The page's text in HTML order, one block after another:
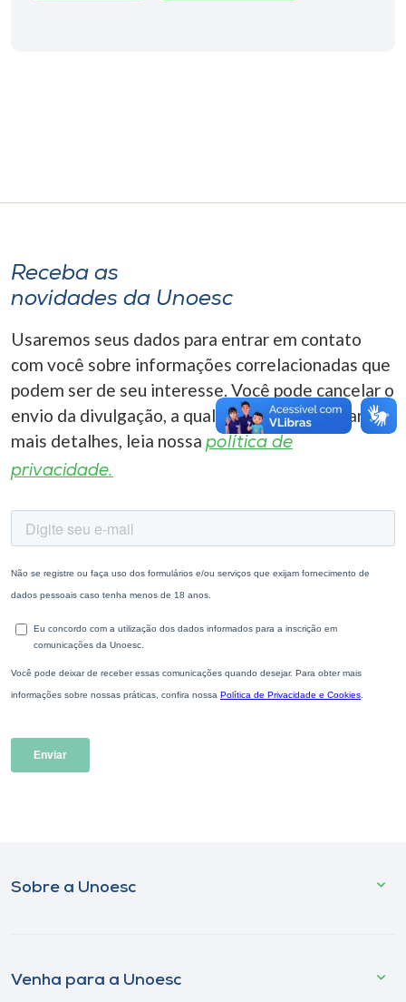
Selecione
A+
Receba as
novidades da Unoesc
Usaremos seus dados para entrar em contato
com você sobre informações correlacionadas que
podem ser de seu interesse. Você pode cancelar o
envio da divulgação, a qualquer momento. Para
mais detalhes, leia nossa política de
privacidade.
Sobre a Unoesc
Venha para a Unoesc